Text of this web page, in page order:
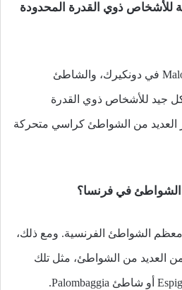
للأشخاص ذوي القدرة المحدودة
تم تجهيز شاطئ Malo-les-Bains في دونكيرك، والشاطئ
جيد للأشخاص ذوي القدرة
العديد من الشواطئ كراسي متحركة
الشواطئ الفرنسية. ومع ذلك،
العديد من الشواطئ، مثل تلك